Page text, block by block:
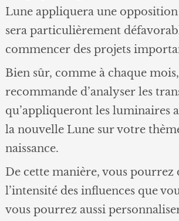
Lune appliquera une
sera particulièrement
commencer des projets
Bien sûr, comme à chaque
recommande d’analyser les
qu’appliqueront les luminaires
la nouvelle Lune sur votre
naissance.
De cette manière, vous
l’intensité des influences que
vous pourrez aussi